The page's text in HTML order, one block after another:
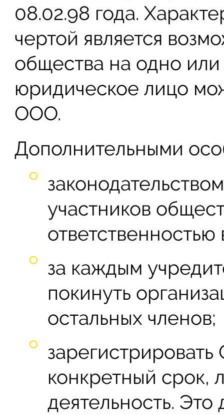
08.02.98 года.
чертой является
общества на одно
юридическое лицо
ООО.
Дополнительными
участников
за каждым
покинуть
остальных членов;
конкретный срок,
деятельность.